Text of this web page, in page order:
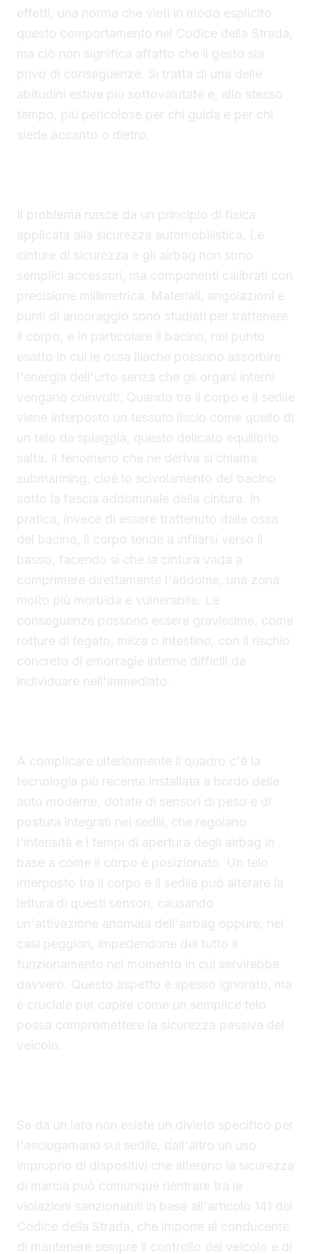
effetti, una norma che vieti in modo esplicito
questo comportamento nel Codice della Strada,
ma ciò non significa affatto che il gesto sia
privo di conseguenze. Si tratta di una delle
abitudini estive più sottovalutate e, allo stesso
tempo, più pericolose per chi guida e per chi
siede accanto o dietro.
Il problema nasce da un principio di fisica
applicata alla sicurezza automobilistica. Le
cinture di sicurezza e gli airbag non sono
semplici accessori, ma componenti calibrati con
precisione millimetrica. Materiali, angolazioni e
punti di ancoraggio sono studiati per trattenere
il corpo, e in particolare il bacino, nel punto
esatto in cui le ossa iliache possono assorbire
l'energia dell'urto senza che gli organi interni
vengano coinvolti. Quando tra il corpo e il sedile
viene interposto un tessuto liscio come quello di
un telo da spiaggia, questo delicato equilibrio
salta. Il fenomeno che ne deriva si chiama
submarining, cioè lo scivolamento del bacino
sotto la fascia addominale della cintura. In
pratica, invece di essere trattenuto dalle ossa
del bacino, il corpo tende a infilarsi verso il
basso, facendo sì che la cintura vada a
comprimere direttamente l'addome, una zona
molto più morbida e vulnerabile. Le
conseguenze possono essere gravissime, come
rotture di fegato, milza o intestino, con il rischio
concreto di emorragie interne difficili da
individuare nell'immediato.
A complicare ulteriormente il quadro c'è la
tecnologia più recente installata a bordo delle
auto moderne, dotate di sensori di peso e di
postura integrati nei sedili, che regolano
l'intensità e i tempi di apertura degli airbag in
base a come il corpo è posizionato. Un telo
interposto tra il corpo e il sedile può alterare la
lettura di questi sensori, causando
un'attivazione anomala dell'airbag oppure, nei
casi peggiori, impedendone del tutto il
funzionamento nel momento in cui servirebbe
davvero. Questo aspetto è spesso ignorato, ma
è cruciale per capire come un semplice telo
possa compromettere la sicurezza passiva del
veicolo.
Se da un lato non esiste un divieto specifico per
l'asciugamano sul sedile, dall'altro un uso
improprio di dispositivi che alterano la sicurezza
di marcia può comunque rientrare tra le
violazioni sanzionabili in base all'articolo 141 del
Codice della Strada, che impone al conducente
di mantenere sempre il controllo del veicolo e di